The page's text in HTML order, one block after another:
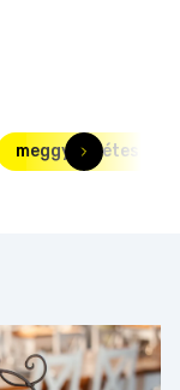
meggyes rétes